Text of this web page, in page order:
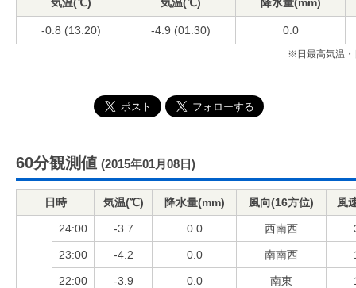
-0.8 (13:20) -4.9 (01:30) 0.0
※日最高気温・
60分観測値 (2015年01月08日)
日時 気温(℃) 降水量(mm) 風向(16方位) 風
24:00 -3.7 0.0 西南西
23:00 -4.2 0.0 南南西
22:00 -3.9 0.0 南東